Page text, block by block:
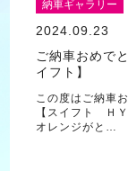
納車ギャラリー
2024.09.23
ご納車おめで
イフト】
この度はご納車
【スイフト Ｈ
オレンジがと…